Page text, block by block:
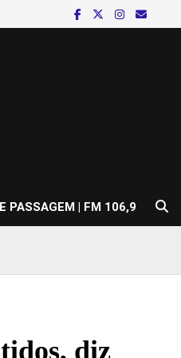
PASSAGEM | FM 106,9
diz